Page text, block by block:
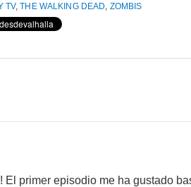
TV,THE WALKING DEAD, ZOMBIS
primer episodio me ha gustado